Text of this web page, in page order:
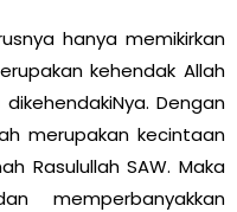
hanya memikirkan
kehendak Allah
Dengan
merupakan kecintaan
Rasulullah SAW. Maka
memperbanyakkan